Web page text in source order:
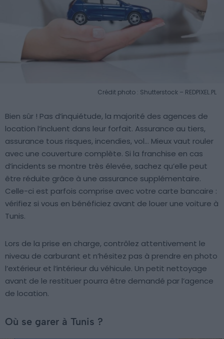
Crédit photo : Shutterstock – REDPIXEL.PL
Bien sûr ! Pas d’inquiétude, la majorité des agences de
location l’incluent dans leur forfait. Assurance au tiers,
assurance tous risques, incendies, vol… Mieux vaut rouler
avec une couverture complète. Si la franchise en cas
d’incidents se montre très élevée, sachez qu’elle peut
être réduite grâce à une assurance supplémentaire.
Celle-ci est parfois comprise avec votre carte bancaire :
vérifiez si vous en bénéficiez avant de louer une voiture à
Tunis.
Lors de la prise en charge, contrôlez attentivement le
niveau de carburant et n’hésitez pas à prendre en photo
l’extérieur et l’intérieur du véhicule. Un petit nettoyage
avant de le restituer pourra être demandé par l’agence
de location.
Où se garer à Tunis ?